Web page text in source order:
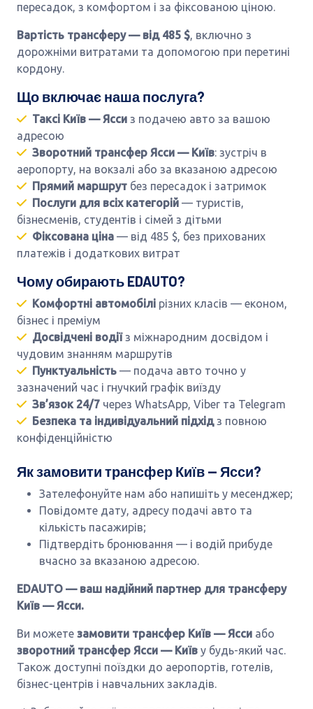
пересадок, з комфортом і за фіксованою ціною.
Вартість трансферу — від 485 $, включно з
дорожніми витратами та допомогою при перетині
кордону.
Що включає наша послуга?
Таксі Київ — Ясси з подачею авто за вашою
адресою
Зворотний трансфер Ясси — Київ: зустріч в
аеропорту, на вокзалі або за вказаною адресою
Прямий маршрут без пересадок і затримок
Послуги для всіх категорій — туристів,
бізнесменів, студентів і сімей з дітьми
Фіксована ціна — від 485 $, без прихованих
платежів і додаткових витрат
Чому обирають EDAUTO?
Комфортні автомобілі різних класів — економ,
бізнес і преміум
Досвідчені водіїз міжнародним досвідом і
чудовим знанням маршрутів
Пунктуальність — подача авто точно у
зазначений час і гнучкий графік виїзду
Зв’язок 24/7 через WhatsApp, Viber та Telegram
Безпека та індивідуальний підхідз повною
конфіденційністю
Як замовити трансфер Київ — Ясси?
Зателефонуйте нам або напишіть у месенджер;
Повідомте дату, адресу подачі авто та
кількість пасажирів;
Підтвердіть бронювання — і водій прибуде
вчасно за вказаною адресою.
EDAUTO — ваш надійний партнер для трансферу
Київ — Ясси.
Ви можете замовити трансфер Київ — Ясси або
зворотний трансфер Ясси — Київ у будь-який час.
Також доступні поїздки до аеропортів, готелів,
бізнес-центрів і навчальних закладів.